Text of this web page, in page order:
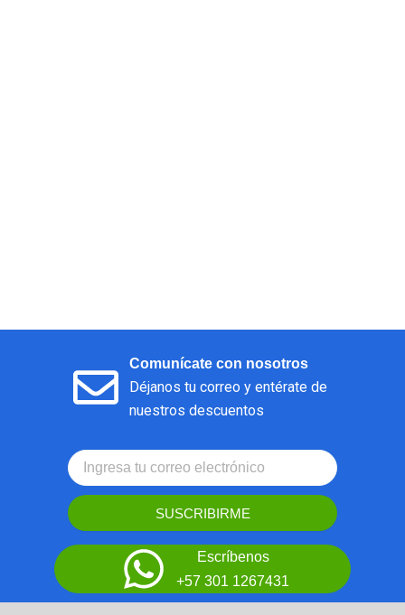
Comunícate con nosotros
Déjanos tu correo y entérate de
nuestros descuentos
SUSCRIBIRME
Escríbenos
+57 301 1267431